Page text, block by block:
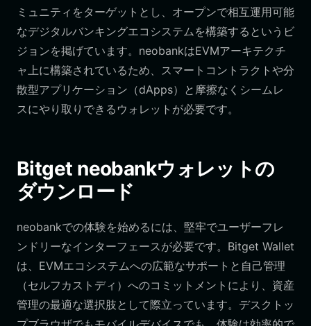
ミュニティをターゲットとし、オープンで相互運用可能
なデジタルバンキングエコシステムを構築するというビ
ジョンを掲げています。neobankはEVMアーキテクチ
ャ上に構築されているため、スマートコントラクトや分
散型アプリケーション（dApps）と摩擦なくシームレ
スにやり取りできるウォレットが必要です。
Bitget neobankウォレットの
ダウンロード
neobankでの体験を始めるには、堅牢でユーザーフレ
ンドリーなインターフェースが必要です。Bitget Wallet
は、EVMエコシステムへの広範なサポートと自己管理
（セルフカストディ）へのコミットメントにより、資産
管理の最適な選択肢として際立っています。デスクトッ